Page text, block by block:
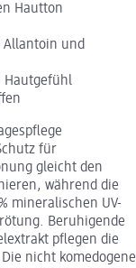
Hautton
Allantoin und
Hautgefühl
für
gleicht den
während die
mineralischen UV-
Beruhigende
pflegen die
nicht komedogene